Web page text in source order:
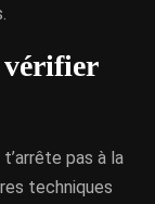
vérifier
pas à la
techniques